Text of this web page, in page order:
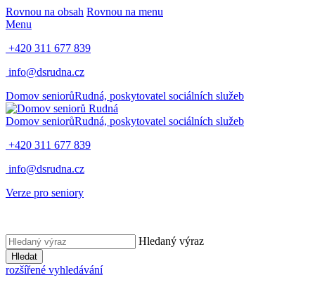
Rovnou na obsah Rovnou na menu
Menu
+420 311 677 839
info@dsrudna.cz
Domov seniorůRudná, poskytovatel sociálních služeb
Domov seniorůRudná, poskytovatel sociálních služeb
+420 311 677 839
info@dsrudna.cz
Verze pro seniory
Hledaný výraz
Hledat
rozšířené vyhledávání